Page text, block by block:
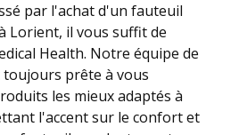
par l'achat d'un fauteuil
Lorient, il vous suffit de
Health. Notre équipe de
prête à vous
les mieux adaptés à
l'accent sur le confort et